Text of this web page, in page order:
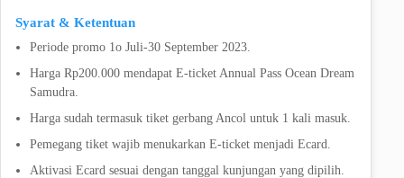
Syarat & Ketentuan
Periode promo 1o Juli-30 September 2023.
Harga Rp200.000 mendapat E-ticket Annual Pass Ocean Dream
Samudra.
Harga sudah termasuk tiket gerbang Ancol untuk 1 kali masuk.
Pemegang tiket wajib menukarkan E-ticket menjadi Ecard.
Aktivasi Ecard sesuai dengan tanggal kunjungan yang dipilih.